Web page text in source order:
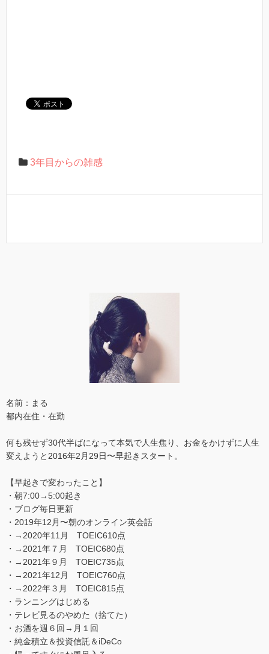
3年目からの雑感
名前：まる
都内在住・在勤
何も残せず30代半ばになって本気で人生焦り、お金をかけずに人生
変えようと2016年2月29日〜早起きスタート。
【早起きで変わったこと】
・朝7:00→5:00起き
・ブログ毎日更新
・2019年12月〜朝のオンライン英会話
・→2020年11月 TOEIC610点
・→2021年７月 TOEIC680点
・→2021年９月 TOEIC735点
・→2021年12月 TOEIC760点
・→2022年３月 TOEIC815点
・ランニングはじめる
・テレビ見るのやめた（捨てた）
・お酒を週６回→月１回
・純金積立＆投資信託＆iDeCo